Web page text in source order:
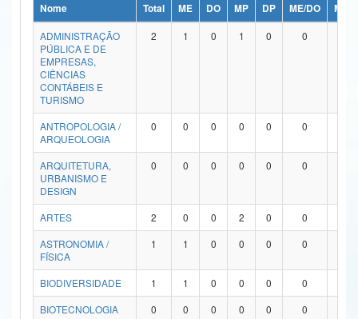
Ministério da Ciência, Tecnologia, Inovações e Comunicações
Ministério do Meio Ambiente
Ministério do Turismo
Ministério do Desenvolvimento Regional
Controladoria-Geral da União
Ministério da Mulher, da Família e dos Direitos Humanos
Secretaria de Governo
Advocacia-Geral da União
Nome Total ME DO MP DP ME/DO
MP/
ADMINISTRAÇÃO
PÚBLICA E DE
EMPRESAS,
CIÊNCIAS
CONTÁBEIS E
TURISMO
2 1 0 1 0 0
ANTROPOLOGIA /
ARQUEOLOGIA
0 0 0 0 0 0
ARQUITETURA,
URBANISMO E
DESIGN
0 0 0 0 0 0
ARTES 2 0 0 2 0 0
ASTRONOMIA /
FÍSICA
1 1 0 0 0 0
BIODIVERSIDADE 1 1 0 0 0 0
BIOTECNOLOGIA
0 0 0 0 0 0